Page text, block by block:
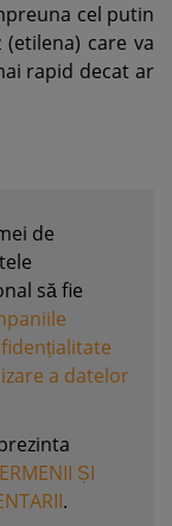
cel putin
care va
rapid decat ar
de
să fie
a datelor
ȘI
.